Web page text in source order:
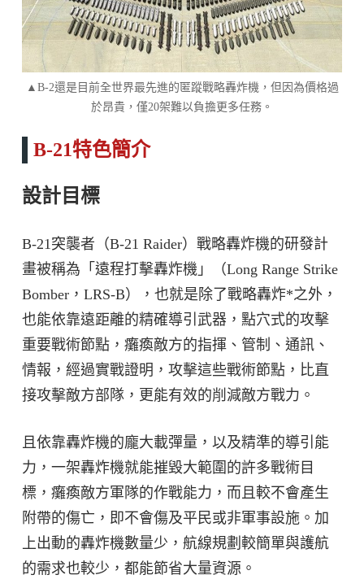
▲B-2還是目前全世界最先進的匿蹤戰略轟炸機，但因為價格過
於昂貴，僅20架難以負擔更多任務。
B-21特色簡介
設計目標
B-21突襲者（B-21 Raider）戰略轟炸機的研發計
畫被稱為「遠程打擊轟炸機」（Long Range Strike
Bomber，LRS-B），也就是除了戰略轟炸*之外，
也能依靠遠距離的精確導引武器，點穴式的攻擊
重要戰術節點，癱瘓敵方的指揮、管制、通訊、
情報，經過實戰證明，攻擊這些戰術節點，比直
接攻擊敵方部隊，更能有效的削減敵方戰力。
且依靠轟炸機的龐大載彈量，以及精準的導引能
力，一架轟炸機就能摧毀大範圍的許多戰術目
標，癱瘓敵方軍隊的作戰能力，而且較不會產生
附帶的傷亡，即不會傷及平民或非軍事設施。加
上出動的轟炸機數量少，航線規劃較簡單與護航
的需求也較少，都能節省大量資源。